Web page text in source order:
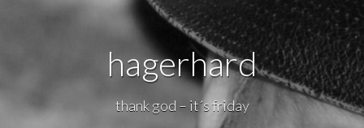
hagerhard
thank god – it´s friday